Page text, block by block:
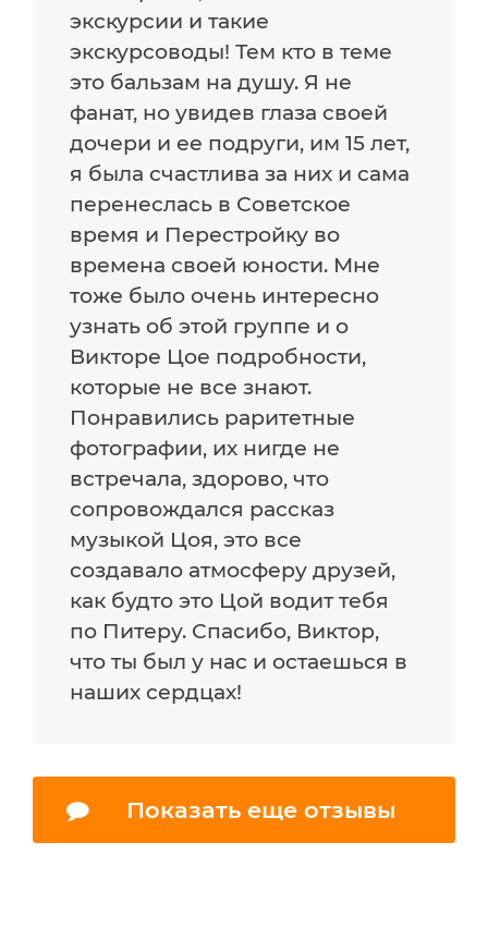
экскурсии и такие
экскурсоводы! Тем кто в теме
это бальзам на душу. Я не
фанат, но увидев глаза своей
дочери и ее подруги, им 15 лет,
я была счастлива за них и сама
перенеслась в Советское
время и Перестройку во
времена своей юности. Мне
тоже было очень интересно
узнать об этой группе и о
Викторе Цое подробности,
которые не все знают.
Понравились раритетные
фотографии, их нигде не
встречала, здорово, что
сопровождался рассказ
музыкой Цоя, это все
создавало атмосферу друзей,
как будто это Цой водит тебя
по Питеру. Спасибо, Виктор,
что ты был у нас и остаешься в
наших сердцах!
Показать еще отзывы